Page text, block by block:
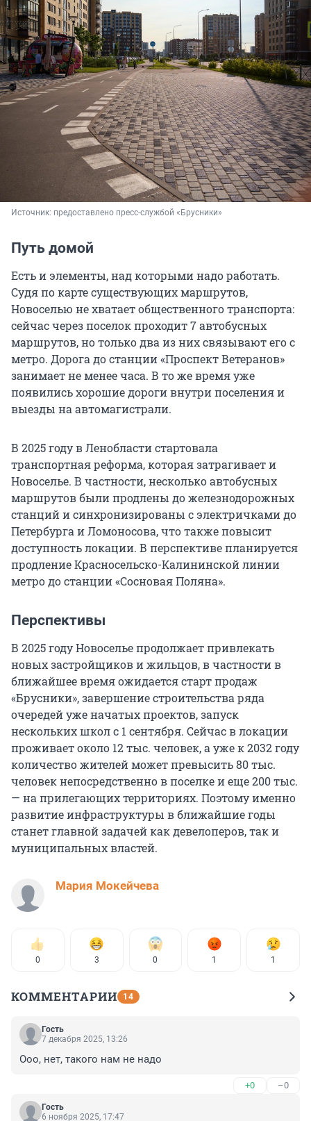
Источник: предоставлено пресс-службой «Брусники»
Путь домой
Есть и элементы, над которыми надо работать.
Судя по карте существующих маршрутов,
Новоселью не хватает общественного транспорта:
сейчас через поселок проходит 7 автобусных
маршрутов, но только два из них связывают его с
метро. Дорога до станции «Проспект Ветеранов»
занимает не менее часа. В то же время уже
появились хорошие дороги внутри поселения и
выезды на автомагистрали.
В 2025 году в Ленобласти стартовала
транспортная реформа, которая затрагивает и
Новоселье. В частности, несколько автобусных
маршрутов были продлены до железнодорожных
станций и синхронизированы с электричками до
Петербурга и Ломоносова, что также повысит
доступность локации. В перспективе планируется
продление Красносельско-Калининской линии
метро до станции «Сосновая Поляна».
Перспективы
В 2025 году Новоселье продолжает привлекать
новых застройщиков и жильцов, в частности в
ближайшее время ожидается старт продаж
«Брусники», завершение строительства ряда
очередей уже начатых проектов, запуск
нескольких школ с 1 сентября. Сейчас в локации
проживает около 12 тыс. человек, а уже к 2032 году
количество жителей может превысить 80 тыс.
человек непосредственно в поселке и еще 200 тыс.
— на прилегающих территориях. Поэтому именно
развитие инфраструктуры в ближайшие годы
станет главной задачей как девелоперов, так и
муниципальных властей.
Мария Мокейчева
0 3 0 1 1
КОММЕНТАРИИ 14
Гость
7 декабря 2025, 13:26
Ооо, нет, такого нам не надо
+0 –0
Гость
6 ноября 2025, 17:47